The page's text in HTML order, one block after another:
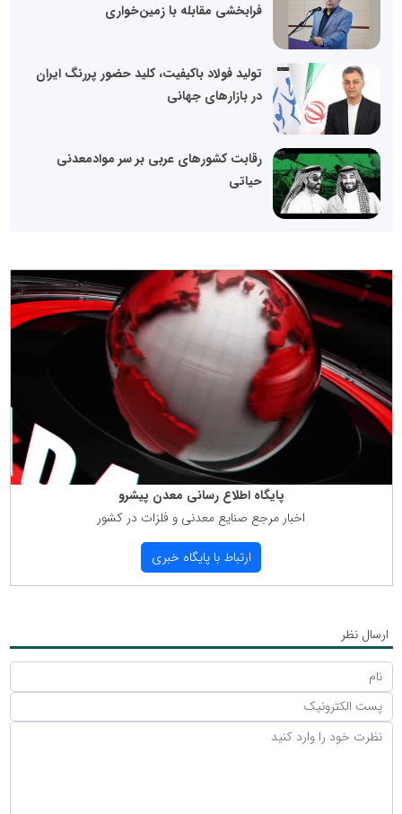
فرابخشی مقابله با زمین‌خواری
تولید فولاد باکیفیت، کلید حضور پررنگ ایران
در بازارهای جهانی
رقابت کشورهای عربی بر سر موادمعدنی
حیاتی
پایگاه اطلاع رسانی معدن پیشرو
اخبار مرجع صنایع معدنی و فلزات در كشور
ارتباط با پایگاه خبری
ارسال نظر